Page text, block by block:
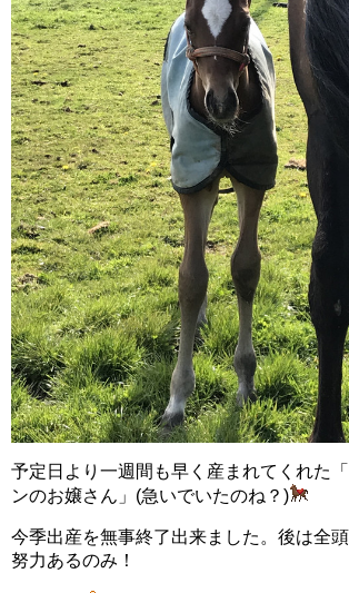
予定日より一週間も早く産まれてくれた
ンのお嬢さん」(急いでいたのね？)
今季出産を無事終了出来ました。後は全
努力あるのみ！